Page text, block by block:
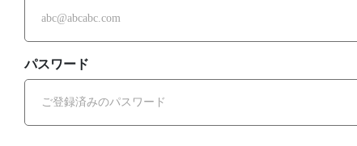
パスワード